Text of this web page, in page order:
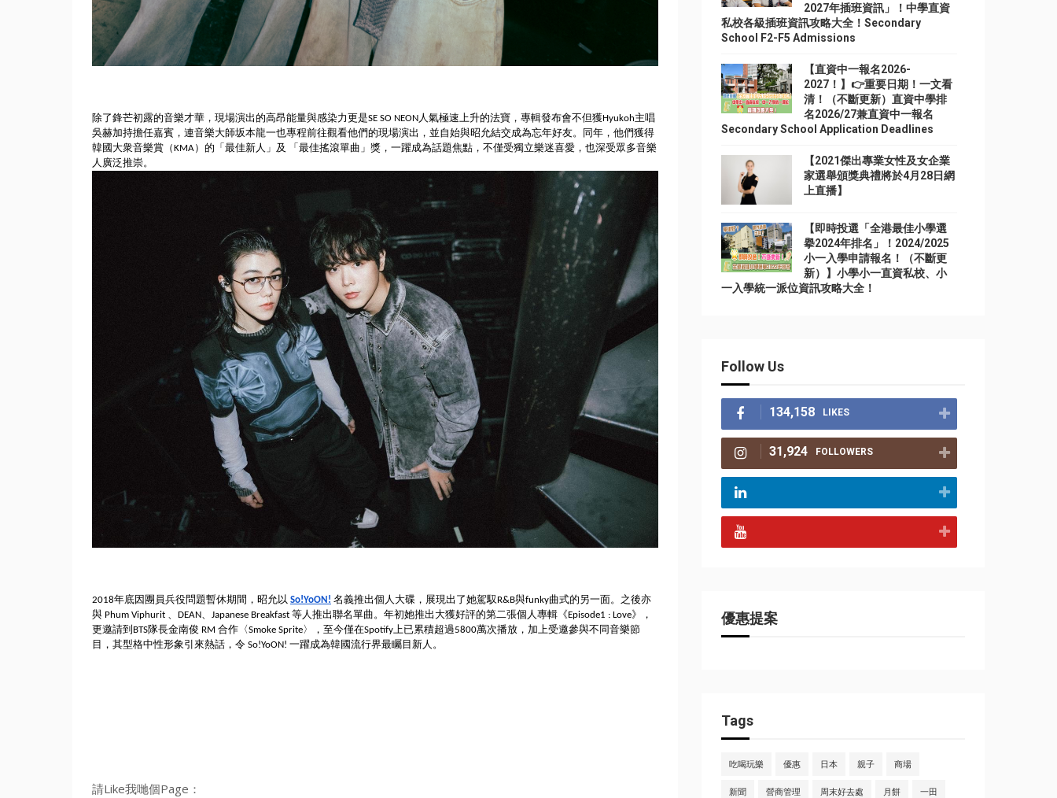
除了鋒芒初露的音樂才華，現場演出的高昂能量與感染力更是SE SO NEON人氣極速上升的法寶， 專輯發布會不但獲Hyukoh主唱
吳赫加持擔任嘉賓， 連音樂大師坂本龍一也專程前往觀看他們的現場演出， 並自始與昭允結交成為忘年好友。同年，他們獲得
韓國大衆音樂賞（ KMA）的「最佳新人」及 「最佳搖滾單曲」獎，一躍成為話題焦點，不僅受獨立樂迷喜愛， 也深受眾多音樂
人廣泛推崇。
2018年底因團員兵役問題暫休期間，昭允以 So!YoON! 名義推出個人大碟，展現出了她駕馭R&B與funky曲式的另一面。之後亦
與 Phum Viphurit 、DEAN、Japanese Breakfast 等人推出聯名單曲。年初她推出大獲好評的第二張個人專輯《 Episode1 : Love》，
更邀請到BTS隊長金南俊 RM 合作〈Smoke Sprite〉， 至今僅在Spotify上已累積超過5800萬次播放， 加上受邀參與不同音樂節
目，其型格中性形象引來熱話，令 So!YoON! 一躍成為韓國流行界最矚目新人。
請Like我哋個Page：
2027年插班資訊」！中學直資
私校各級插班資訊攻略大全！Secondary
School F2-F5 Admissions
【直資中一報名2026-
2027！】👉重要日期！一文看
清！（不斷更新）直資中學排
名2026/27兼直資中一報名
Secondary School Application Deadlines
【2021傑出專業女性及女企業
家選舉頒獎典禮將於4月28日網
上直播】
【即時投選「全港最佳小學選
擧2024年排名」！2024/2025
小一入學申請報名！（不斷更
新）】小學小一直資私校、小
一入學統一派位資訊攻略大全！
Follow Us
134,158 LIKES
31,924 FOLLOWERS
優惠提案
Tags
吃喝玩樂 優惠 日本 親子 商場
新聞 營商管理 周末好去處 月餅 一田